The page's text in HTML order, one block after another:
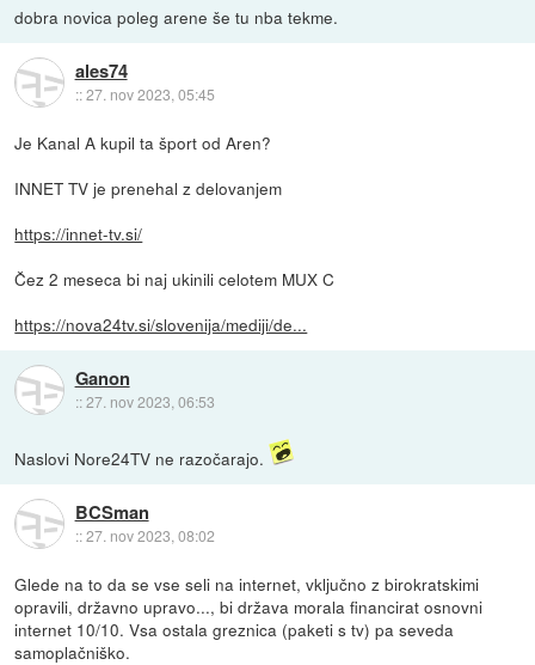
dobra novica poleg arene še tu nba tekme.
ales74
::27. nov 2023, 05:45
Je Kanal A kupil ta šport od Aren?
INNET TV je prenehal z delovanjem
https://innet-tv.si/
Čez 2 meseca bi naj ukinili celotem MUX C
https://nova24tv.si/slovenija/mediji/de...
Ganon
::27. nov 2023, 06:53
Naslovi Nore24TV ne razočarajo.
BCSman
::27. nov 2023, 08:02
Glede na to da se vse seli na internet, vključno z birokratskimi
opravili, državno upravo..., bi država morala financirat osnovni
internet 10/10. Vsa ostala greznica (paketi s tv) pa seveda
samoplačniško.